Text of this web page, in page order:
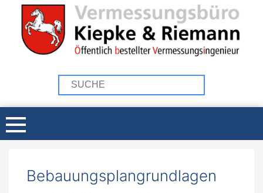
Bebauungsplangrundlagen